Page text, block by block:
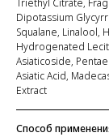
Triethyl Citrate,
Dipotassium
Squalane, Linalool,
Hydrogenated
Asiaticoside,
Asiatic Acid,
Extract
Способ